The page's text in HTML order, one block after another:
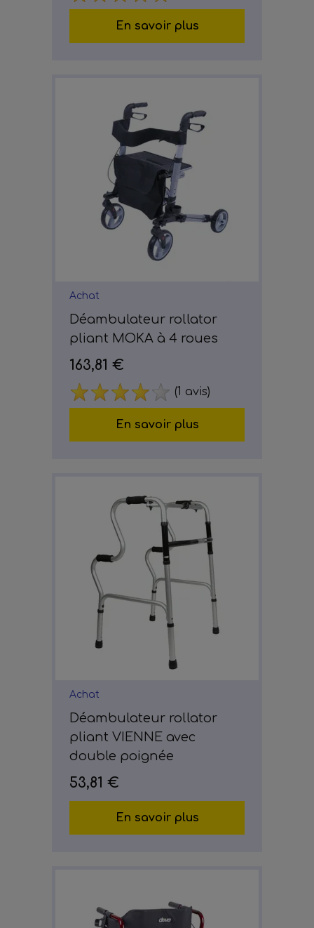
En savoir plus
Achat
Déambulateur rollator
pliant MOKA à 4 roues
163,81 €
(1 avis)
En savoir plus
Achat
Déambulateur rollator
pliant VIENNE avec
double poignée
53,81 €
En savoir plus